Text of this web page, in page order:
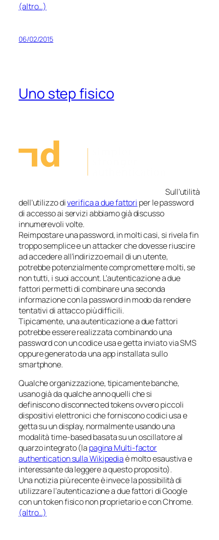
(altro…)
06/02/2015
Uno step fisico
Sull’utilità
dell’utilizzo diverifica a due fattori per le password
di accesso ai servizi abbiamo già discusso
innumerevoli volte.
Reimpostare una password, in molti casi, si rivela fin
troppo semplice e unattackerche dovesse riuscire
ad accedere all’indirizzo email di un utente,
potrebbe potenzialmente compromettere molti, se
non tutti, i suoi account. L’autenticazione a due
fattori permetti di combinare una seconda
informazione con la password in modo da rendere
tentativi di attacco più difficili.
Tipicamente, una autenticazione a due fattori
potrebbe essere realizzata combinando una
password con un codiceusa e getta inviato via SMS
oppure generato da una app installata sullo
smartphone.
Qualche organizzazione, tipicamente banche,
usano già da qualche anno quelli che si
definisconodisconnected tokensovvero piccoli
dispositivi elettronici che forniscono codici usa e
getta su un display, normalmente usando una
modalitàtime-basedbasata su un oscillatore al
quarzo integrato (la pagina Multi-factor
authenticationsulla Wikipediaè molto esaustiva e
interessante da leggere a questo proposito).
Una notizia più recente è invece la possibilità di
utilizzare l’autenticazione a due fattori di Google
con un token fisico non proprietario e con Chrome.
(altro…)